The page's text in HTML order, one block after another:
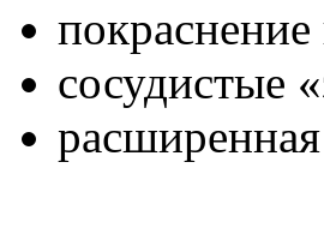
сосудистые